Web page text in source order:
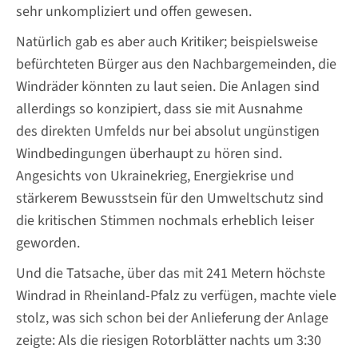
sehr unkompliziert und offen gewesen.
Natürlich gab es aber auch Kritiker; beispielsweise
befürchteten Bürger aus den Nachbargemeinden, die
Windräder könnten zu laut seien. Die Anlagen sind
allerdings so konzipiert, dass sie mit Ausnahme
des direkten Umfelds nur bei absolut ungünstigen
Windbedingungen überhaupt zu hören sind.
Angesichts von Ukrainekrieg, Energiekrise und
stärkerem Bewusstsein für den Umweltschutz sind
die kritischen Stimmen nochmals erheblich leiser
geworden.
Und die Tatsache, über das mit 241 Metern höchste
Windrad in Rheinland-Pfalz zu verfügen, machte viele
stolz, was sich schon bei der Anlieferung der Anlage
zeigte: Als die riesigen Rotorblätter nachts um 3:30